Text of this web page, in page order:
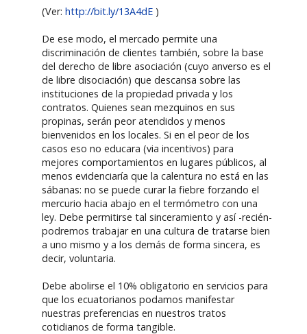
(Ver:http://bit.ly/13A4dE )
De ese modo, el mercado permite una
discriminación de clientes también, sobre la base
del derecho de libre asociación (cuyo anverso es el
de libre disociación) que descansa sobre las
instituciones de la propiedad privada y los
contratos. Quienes sean mezquinos en sus
propinas, serán peor atendidos y menos
bienvenidos en los locales. Si en el peor de los
casos eso no educara (via incentivos) para
mejores comportamientos en lugares públicos, al
menos evidenciaría que la calentura no está en las
sábanas: no se puede curar la fiebre forzando el
mercurio hacia abajo en el termómetro con una
ley. Debe permitirse tal sinceramiento y así -recién-
podremos trabajar en una cultura de tratarse bien
a uno mismo y a los demás de forma sincera, es
decir, voluntaria.
Debe abolirse el 10% obligatorio en servicios para
que los ecuatorianos podamos manifestar
nuestras preferencias en nuestros tratos
cotidianos de forma tangible.